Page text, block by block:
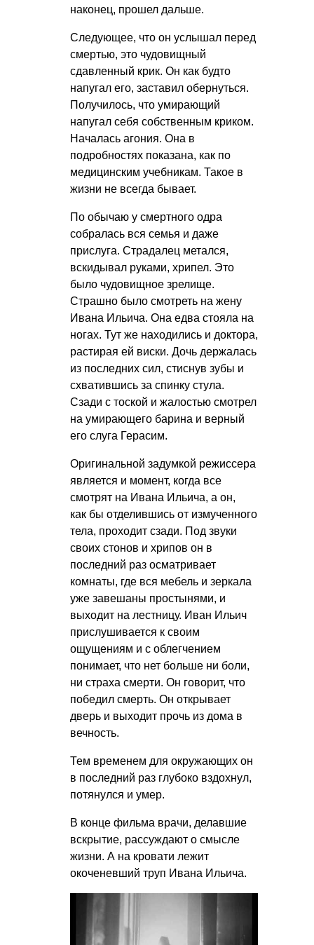
наконец, прошел дальше.
Следующее, что он услышал перед
смертью, это чудовищный
сдавленный крик. Он как будто
напугал его, заставил обернуться.
Получилось, что умирающий
напугал себя собственным криком.
Началась агония. Она в
подробностях показана, как по
медицинским учебникам. Такое в
жизни не всегда бывает.
По обычаю у смертного одра
собралась вся семья и даже
прислуга. Страдалец метался,
вскидывал руками, хрипел. Это
было чудовищное зрелище.
Страшно было смотреть на жену
Ивана Ильича. Она едва стояла на
ногах. Тут же находились и доктора,
растирая ей виски. Дочь держалась
из последних сил, стиснув зубы и
схватившись за спинку стула.
Сзади с тоской и жалостью смотрел
на умирающего барина и верный
его слуга Герасим.
Оригинальной задумкой режиссера
является и момент, когда все
смотрят на Ивана Ильича, а он,
как бы отделившись от измученного
тела, проходит сзади. Под звуки
своих стонов и хрипов он в
последний раз осматривает
комнаты, где вся мебель и зеркала
уже завешаны простынями, и
выходит на лестницу. Иван Ильич
прислушивается к своим
ощущениям и с облегчением
понимает, что нет больше ни боли,
ни страха смерти. Он говорит, что
победил смерть. Он открывает
дверь и выходит прочь из дома в
вечность.
Тем временем для окружающих он
в последний раз глубоко вздохнул,
потянулся и умер.
В конце фильма врачи, делавшие
вскрытие, рассуждают о смысле
жизни. А на кровати лежит
окоченевший труп Ивана Ильича.